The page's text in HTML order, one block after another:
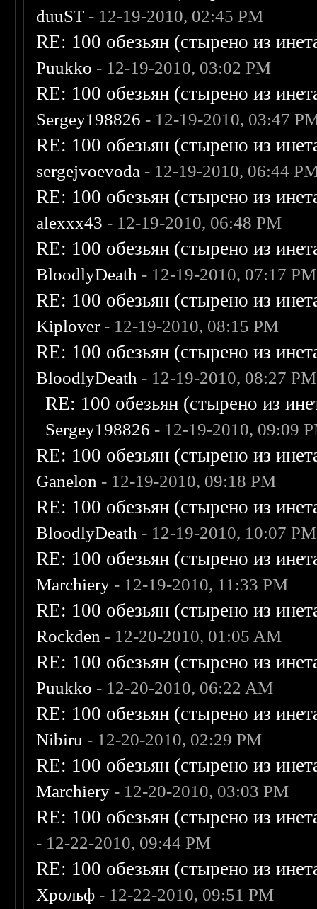
duuST - 12-19-2010, 02:45 PM
RE: 100 обезьян (стырено из
Puukko - 12-19-2010, 03:02 PM
RE: 100 обезьян (стырено из
Sergey198826 - 12-19-2010, 03:47
RE: 100 обезьян (стырено из
sergejvoevoda - 12-19-2010, 06:44
RE: 100 обезьян (стырено из
alexxx43 - 12-19-2010, 06:48 PM
RE: 100 обезьян (стырено из
BloodlyDeath - 12-19-2010, 07:17 PM
RE: 100 обезьян (стырено из
Kiplover- 12-19-2010, 08:15 PM
RE: 100 обезьян (стырено из
BloodlyDeath - 12-19-2010, 08:27 PM
RE: 100 обезьян (стырено из
Sergey198826 - 12-19-2010, 09:09
RE: 100 обезьян (стырено из
Ganelon - 12-19-2010, 09:18 PM
RE: 100 обезьян (стырено из
BloodlyDeath - 12-19-2010, 10:07 PM
RE: 100 обезьян (стырено из
Marchiery - 12-19-2010, 11:33 PM
RE: 100 обезьян (стырено из
Rockden - 12-20-2010, 01:05 AM
RE: 100 обезьян (стырено из
Puukko - 12-20-2010, 06:22 AM
RE: 100 обезьян (стырено из
Nibiru - 12-20-2010, 02:29 PM
RE: 100 обезьян (стырено из
Marchiery - 12-20-2010, 03:03 PM
RE: 100 обезьян (стырено из
- 12-22-2010, 09:44 PM
RE: 100 обезьян (стырено из
Хрольф - 12-22-2010, 09:51 PM